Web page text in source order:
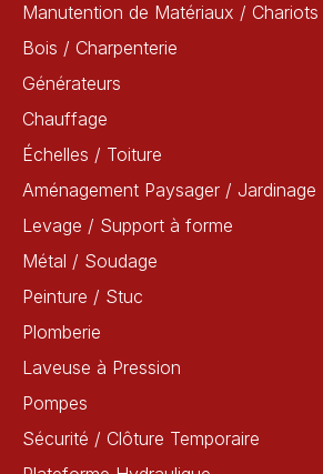
Manutention de Matériaux / Chariots
Bois / Charpenterie
Générateurs
Chauffage
Échelles / Toiture
Aménagement Paysager / Jardinage
Levage / Support à forme
Métal / Soudage
Peinture / Stuc
Plomberie
Laveuse à Pression
Pompes
Sécurité / Clôture Temporaire